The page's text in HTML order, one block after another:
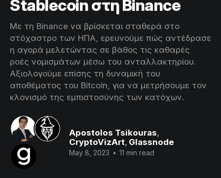
Stablecoin στη Binance
Με τη Binance να βρίσκεται σταθερά στο
στόχαστρο των ΗΠΑ, ερευνούμε πώς αντέδρασε
η αγορά μελετώντας σε βάθος τις καθαρές
ροές νομισμάτων μέσω του ανταλλακτηρίου.
Αξιολογούμε επίσης τη δυναμική του
αποθέματος του Bitcoin, για να μετρήσουμε τον
κλονισμό της εμπιστοσύνης των κατόχων.
Apostolos Tsikouras,
CryptoVizArt, Glassnode
May 8, 2023 • 11 min read